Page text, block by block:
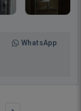
WhatsApp